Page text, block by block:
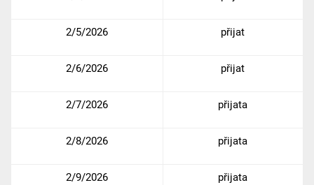
2/5/2026 přijat
2/6/2026 přijat
2/7/2026 přijata
2/8/2026 přijata
2/9/2026 přijata